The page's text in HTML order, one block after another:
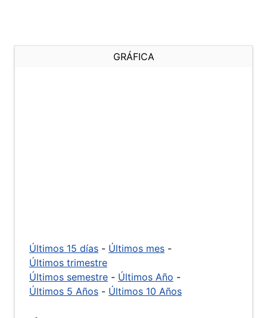
GRÁFICA
Últimos 15 días - Últimos mes -
Últimos trimestre
Últimos semestre - Últimos Año -
Últimos 5 Años - Últimos 10 Años